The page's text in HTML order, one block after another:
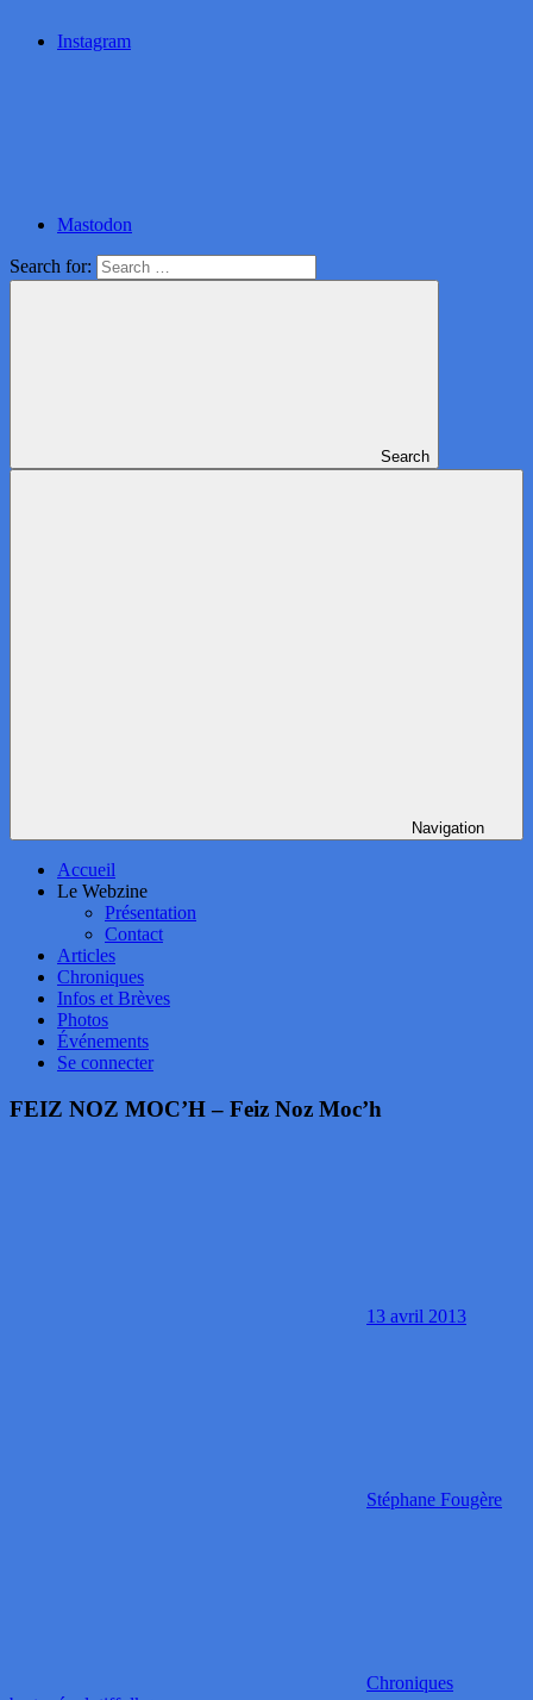
Instagram
Mastodon
Search for:
Search
Navigation
Accueil
Le Webzine
Présentation
Contact
Articles
Chroniques
Infos et Brèves
Photos
Événements
Se connecter
FEIZ NOZ MOC’H – Feiz Noz Moc’h
13 avril 2013
Stéphane Fougère
Chroniques